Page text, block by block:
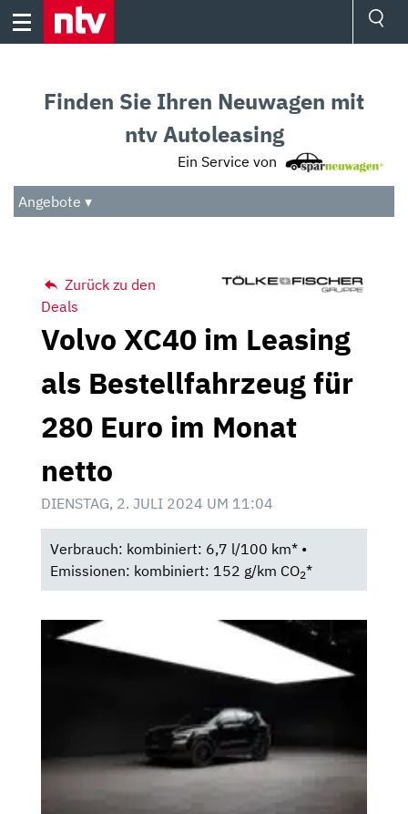
Skip
Audio
Das Beste
Finden Sie Ihren Neuwagen mit
ntv Autoleasing
Ein Service von
Angebote ▾
Zurück zu den
Deals
Volvo XC40 im Leasing
als Bestellfahrzeug für
280 Euro im Monat
netto
DIENSTAG, 2. JULI 2024 UM 11:04
Verbrauch: kombiniert: 6,7 l/100 km* •
Emissionen: kombiniert: 152 g/km CO2*